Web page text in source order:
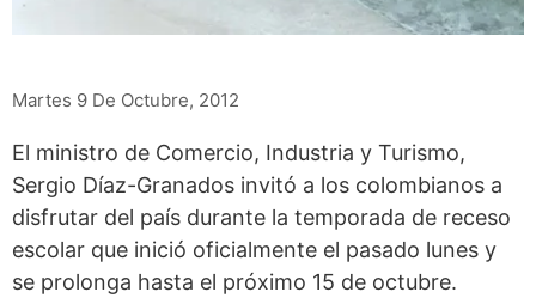
Martes 9 De Octubre, 2012
El ministro de Comercio, Industria y Turismo,
Sergio Díaz-Granados invitó a los colombianos a
disfrutar del país durante la temporada de receso
escolar que inició oficialmente el pasado lunes y
se prolonga hasta el próximo 15 de octubre.